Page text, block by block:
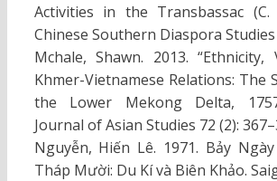
Activities in the Transbassac (C.
Chinese Southern Diaspora Studies
Mchale, Shawn. 2013. “Ethnicity,
Khmer-Vietnamese Relations: The
the Lower Mekong Delta,
Journal of Asian Studies 72 (2):
Nguyễn, Hiến Lê. 1971. Bảy
Tháp Mười: Du Kí và Biên Khảo.